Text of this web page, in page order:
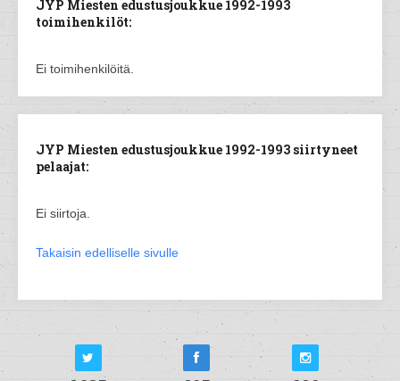
JYP Miesten edustusjoukkue 1992-1993
toimihenkilöt:
Ei toimihenkilöitä.
JYP Miesten edustusjoukkue 1992-1993 siirtyneet
pelaajat:
Ei siirtoja.
Takaisin edelliselle sivulle